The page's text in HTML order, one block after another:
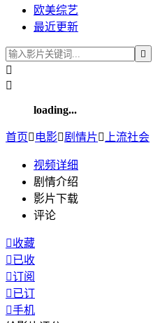
欧美综艺
最近更新



loading...
首页 电影剧情片 上流社会
视频详细
剧情介绍
影片下载
评论
收藏
已收
订阅
已订
手机